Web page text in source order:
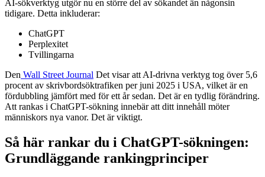
AI-sökverktyg utgör nu en större del av sökandet än någonsin
tidigare. Detta inkluderar:
ChatGPT
Perplexitet
Tvillingarna
Den Wall Street Journal Det visar att AI-drivna verktyg tog över 5,6
procent av skrivbordsöktrafiken per juni 2025 i USA, vilket är en
fördubbling jämfört med för ett år sedan. Det är en tydlig förändring.
Att rankas i ChatGPT-sökning innebär att ditt innehåll möter
människors nya vanor. Det är viktigt.
Så här rankar du i ChatGPT-sökningen:
Grundläggande rankingprinciper